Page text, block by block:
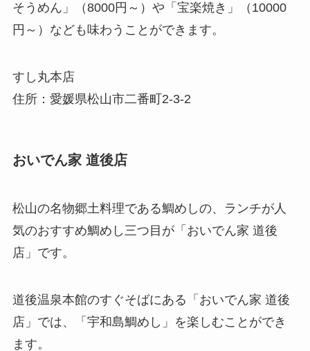
そうめん」（8000円～）や「宝楽焼き」（10000
円～）なども味わうことができます。
すし丸本店
住所：愛媛県松山市二番町2-3-2
おいでん家 道後店
松山の名物郷土料理である鯛めしの、ランチが人
気のおすすめ鯛めし三つ目が「おいでん家 道後
店」です。
道後温泉本館のすぐそばにある「おいでん家 道後
店」では、「宇和島鯛めし」を楽しむことができ
ます。